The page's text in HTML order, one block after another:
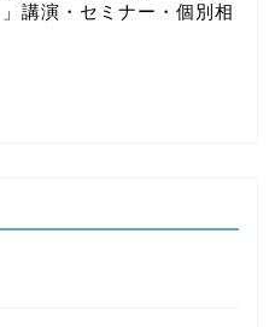
講演・セミナー・個別相